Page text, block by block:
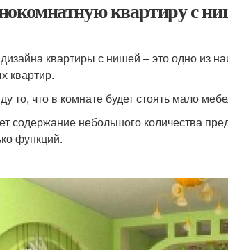
квартиру с
квартиры с нишей – это одно из
квартир.
то, что в комнате будет стоять мало
содержание небольшого количества
функций.